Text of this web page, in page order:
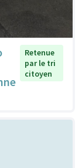
Retenue
par le tri
citoyen